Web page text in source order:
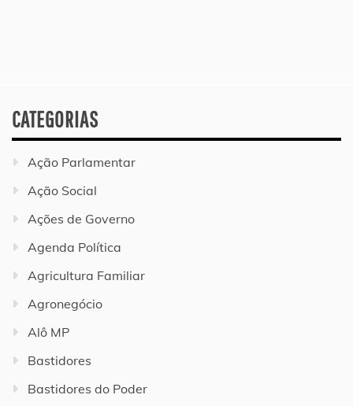
CATEGORIAS
Ação Parlamentar
Ação Social
Ações de Governo
Agenda Política
Agricultura Familiar
Agronegócio
Alô MP
Bastidores
Bastidores do Poder